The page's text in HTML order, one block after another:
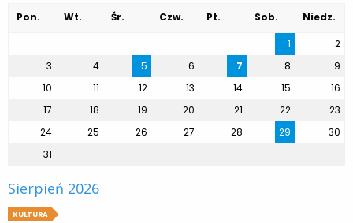
Pon. Wt. Śr. Czw. Pt. Sob.
Niedz.
1
2
3
4 5 6 7 8
9
10
11 12 13 14 15
16
17
18 19 20 21 22
23
24
25 26 27 28 29
30
31
Sierpień 2026
KULTURA